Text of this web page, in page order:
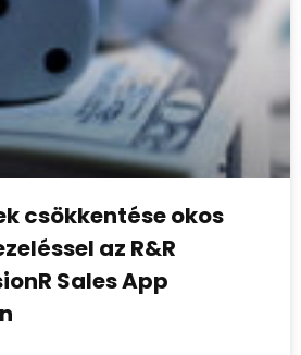
csökkentése okos
az R&R
Sales App